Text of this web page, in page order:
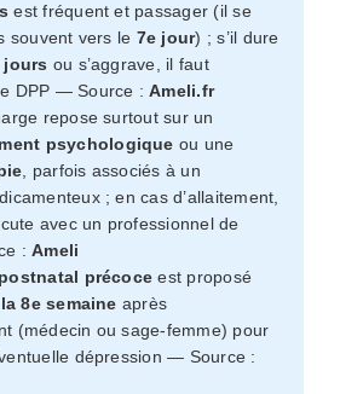
est fréquent et passager (il se
souvent vers le 7e jour) ; s’il dure
jours ou s’aggrave, il faut
DPP — Source :Ameli.fr
repose surtout sur un
psychologique ou une
, parfois associés à un
; en cas d’allaitement,
avec un professionnel de
:Ameli
précoce est proposé
8e semaine après
(médecin ou sage-femme) pour
dépression — Source :